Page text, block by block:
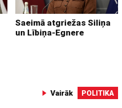
Saeimā atgriežas Siliņa
un Lībiņa-Egnere
Vairāk POLITIKA